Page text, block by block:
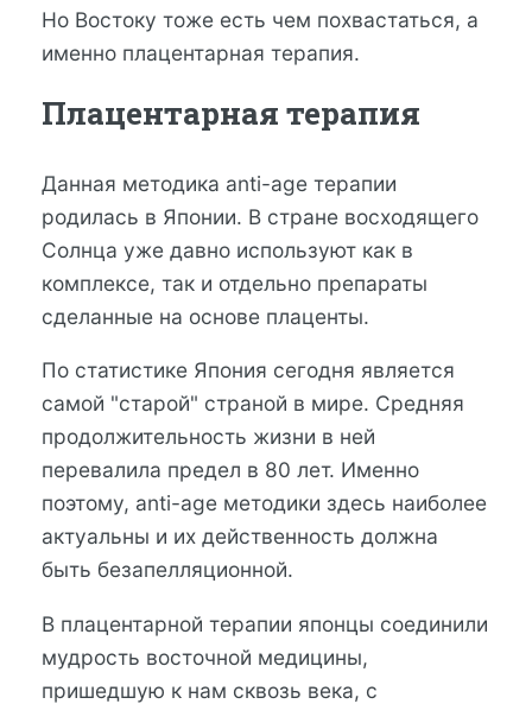
Но Востоку тоже есть чем похвастаться, а
именно плацентарная терапия.
Плацентарная терапия
Данная методика anti-age терапии
родилась в Японии. В стране восходящего
Солнца уже давно используют как в
комплексе, так и отдельно препараты
сделанные на основе плаценты.
По статистике Япония сегодня является
самой "старой" страной в мире. Средняя
продолжительность жизни в ней
перевалила предел в 80 лет. Именно
поэтому, anti-age методики здесь наиболее
актуальны и их действенность должна
быть безапелляционной.
В плацентарной терапии японцы соединили
мудрость восточной медицины,
пришедшую к нам сквозь века, с